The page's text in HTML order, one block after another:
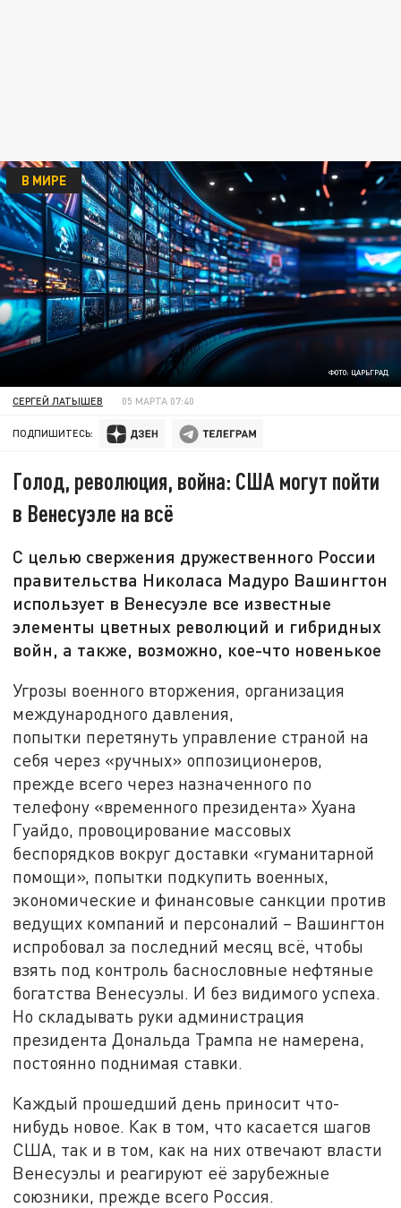
ФОТО: ЦАРЬГРАД
В МИРЕ
СЕРГЕЙ ЛАТЫШЕВ 05 МАРТА 07:40
ПОДПИШИТЕСЬ:
Голод, революция, война: США могут пойти
в Венесуэле на всё
С целью свержения дружественного России
правительства Николаса Мадуро Вашингтон
использует в Венесуэле все известные
элементы цветных революций и гибридных
войн, а также, возможно, кое-что новенькое
Угрозы военного вторжения, организация
международного давления,
попытки перетянуть управление страной на
себя через «ручных» оппозиционеров,
прежде всего через назначенного по
телефону «временного президента» Хуана
Гуайдо, провоцирование массовых
беспорядков вокруг доставки «гуманитарной
помощи», попытки подкупить военных,
экономические и финансовые санкции против
ведущих компаний и персоналий – Вашингтон
испробовал за последний месяц всё, чтобы
взять под контроль баснословные нефтяные
богатства Венесуэлы. И без видимого успеха.
Но складывать руки администрация
президента Дональда Трампа не намерена,
постоянно поднимая ставки.
Каждый прошедший день приносит что-
нибудь новое. Как в том, что касается шагов
США, так и в том, как на них отвечают власти
Венесуэлы и реагируют её зарубежные
союзники, прежде всего Россия.